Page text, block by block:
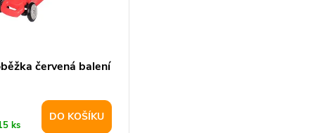
červená balení
ks
DO KOŠÍKU